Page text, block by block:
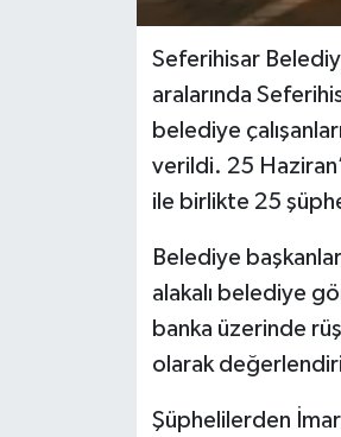
Seferihisar
aralarında
belediye
verildi. 25
ile birlikte 25
Belediye
alakalı belediye
banka üzerinde
olarak
Şüphelilerden